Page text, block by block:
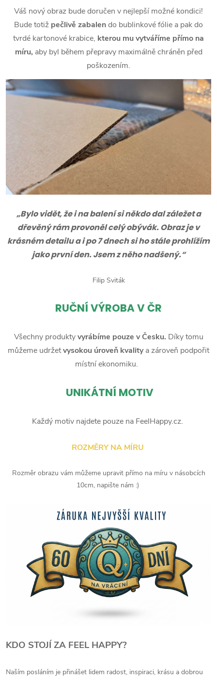
Váš nový obraz bude doručen v nejlepší možné kondici!
Bude totiž pečlivě zabalendo bublinkové fólie a pak do
tvrdé kartonové krabice, kterou mu vytváříme přímo na
míru, aby byl během přepravy maximálně chráněn před
poškozením.
„Bylo vidět, že i na balení si někdo dal záležet a
dřevěný rám provoněl celý obývák. Obraz je v
krásném detailu a i po 7 dnech si ho stále prohlížím
jako první den. Jsem z něho nadšený.“
Filip Sviták
RUČNÍ VÝROBA V ČR
Všechny produktyvyrábíme pouze v Česku. Díky tomu
můžeme udržetvysokou úroveň kvalitya zároveň podpořit
místní ekonomiku.
UNIKÁTNÍ MOTIV
Každý motiv najdete pouze na FeelHappy.cz.
ROZMĚRY NA MÍRU
Rozměr obrazu vám můžeme upravit přímo na míru v násobcích
10cm, napište nám :)
KDO STOJÍ ZA FEEL HAPPY?
Naším posláním je přinášet lidem radost, inspiraci, krásu a dobrou